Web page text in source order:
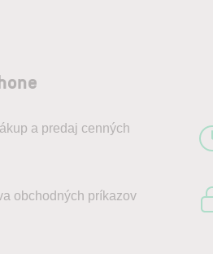
a predaj cenných
obchodných príkazov